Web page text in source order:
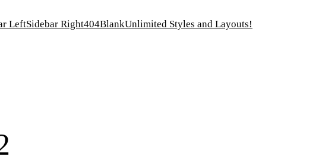
LeftSidebar Right404BlankUnlimited Styles and Layouts!